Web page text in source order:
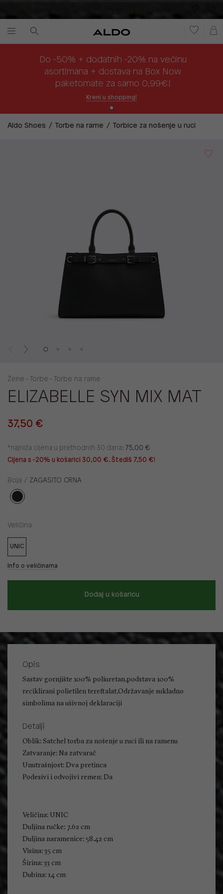
Do -50% + dodatnih -20% na većinu
asortimana + dostava na Box Now
paketomate za samo 0,99€!
Kreni u shopping!
Aldo Shoes Torbe na rame Torbice za nošenje u ruci
Žene - Torbe - Torbe na rame
ELIZABELLE SYN MIX MAT
37,50 €
*najniža cijena u prethodnih 30 dana: 75,00 €
Cijena s -20% u košarici 30,00 €. Štediš 7,50 €!
Boja / ZAGASITO CRNA
Veličina
UNIC
Info o veličinama
Dodaj u košaricu
Opis
Sastav gornjište 100% poliuretan,podstava 100%
reciklirani polietilen tereftalat,Održavanje sukladno
simbolima na ušivnoj deklaraciji
Detalji
Oblik: Satchel torba za nošenje u ruci ili na ramenu
Zatvaranje: Na zatvarač
Unutrašnjost: Dva pretinca
Podesivi i odvojivi remen: Da
Veličina: UNIC
Duljina ručke: 7.62 cm
Duljina naramenice: 58.42 cm
Visina: 35 cm
Širina: 33 cm
Dubina: 14 cm